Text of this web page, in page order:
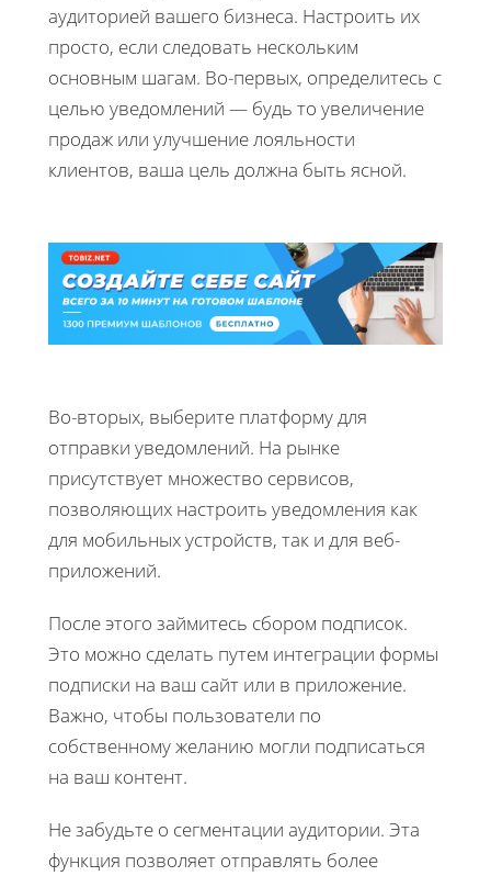
аудиторией вашего бизнеса. Настроить их
просто, если следовать нескольким
основным шагам. Во-первых, определитесь с
целью уведомлений — будь то увеличение
продаж или улучшение лояльности
клиентов, ваша цель должна быть ясной.
Во-вторых, выберите платформу для
отправки уведомлений. На рынке
присутствует множество сервисов,
позволяющих настроить уведомления как
для мобильных устройств, так и для веб-
приложений.
После этого займитесь сбором подписок.
Это можно сделать путем интеграции формы
подписки на ваш сайт или в приложение.
Важно, чтобы пользователи по
собственному желанию могли подписаться
на ваш контент.
Не забудьте о сегментации аудитории. Эта
функция позволяет отправлять более